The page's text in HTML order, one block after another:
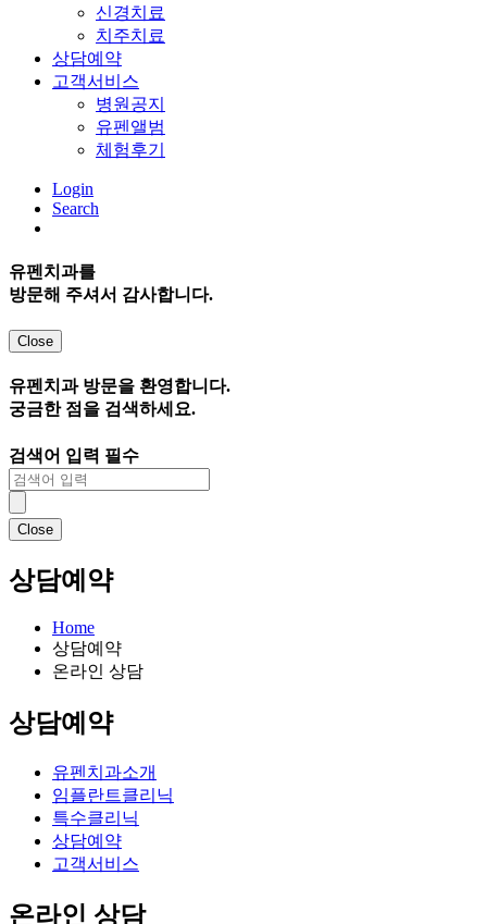
신경치료
치주치료
상담예약
고객서비스
병원공지
유펜앨범
체험후기
Login
Search
유펜치과를
방문해 주셔서 감사합니다.
Close
유펜치과 방문을 환영합니다.
궁금한 점 을 검색하세요.
검색어 입력 필수
Close
상담예약
Home
상담예약
온라인 상담
상담예약
유펜치과소개
임플란트클리닉
특수클리닉
상담예약
고객서비스
온라인 상담